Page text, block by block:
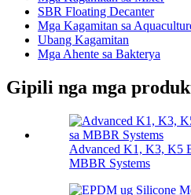
SBR Floating Decanter
Mga Kagamitan sa
Ubang Kagamitan
Mga Ahente sa Bakterya
Gipili nga mga
Advanced K1, K3, K5
MBBR Systems